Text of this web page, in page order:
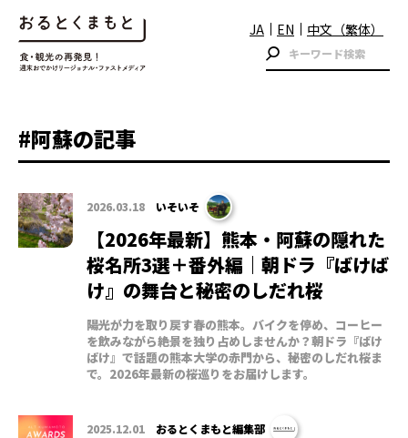
JA EN 中文（繁体）
#阿蘇の記事
2026.03.18 いそいそ
【2026年最新】熊本・阿蘇の隠れた
桜名所3選＋番外編｜朝ドラ『ばけば
け』の舞台と秘密のしだれ桜
陽光が力を取り戻す春の熊本。バイクを停め、コーヒー
を飲みながら絶景を独り占めしませんか？朝ドラ『ばけ
ばけ』で話題の熊本大学の赤門から、秘密のしだれ桜ま
で。2026年最新の桜巡りをお届けします。
2025.12.01 おるとくまもと編集部